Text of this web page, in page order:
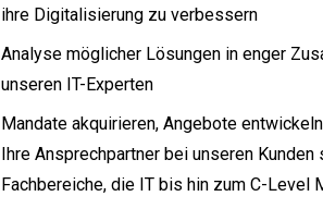
ihre Digitalisierung zu verbessern
Analyse möglicher Lösungen in enger
unseren IT-Experten
Mandate akquirieren, Angebote
Ihre Ansprechpartner bei unseren Kunden
Fachbereiche, die IT bis hin zum C-Level